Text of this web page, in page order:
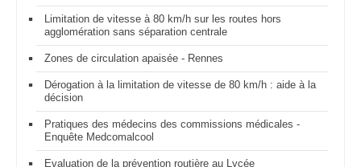
Limitation de vitesse à 80 km/h sur les routes hors
agglomération sans séparation centrale
Zones de circulation apaisée - Rennes
Dérogation à la limitation de vitesse de 80 km/h : aide à la
décision
Pratiques des médecins des commissions médicales -
Enquête Medcomalcool
Evaluation de la prévention routière au Lycée